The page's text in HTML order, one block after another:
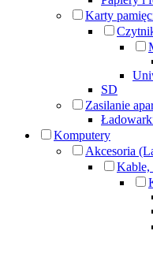
Karty
SD
Zasilanie
Komputery
Akcesoria
Kable,